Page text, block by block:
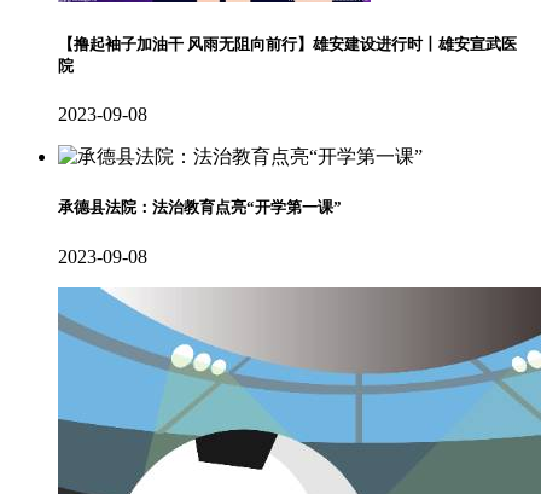
【撸起袖子加油干 风雨无阻向前行】雄安建设进行时丨雄安宣武医
院
2023-09-08
承德县法院：法治教育点亮“开学第一课”
2023-09-08